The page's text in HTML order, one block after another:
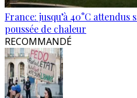
France: jusqu’à 40°C
poussée de chaleur
RECOMMANDÉ